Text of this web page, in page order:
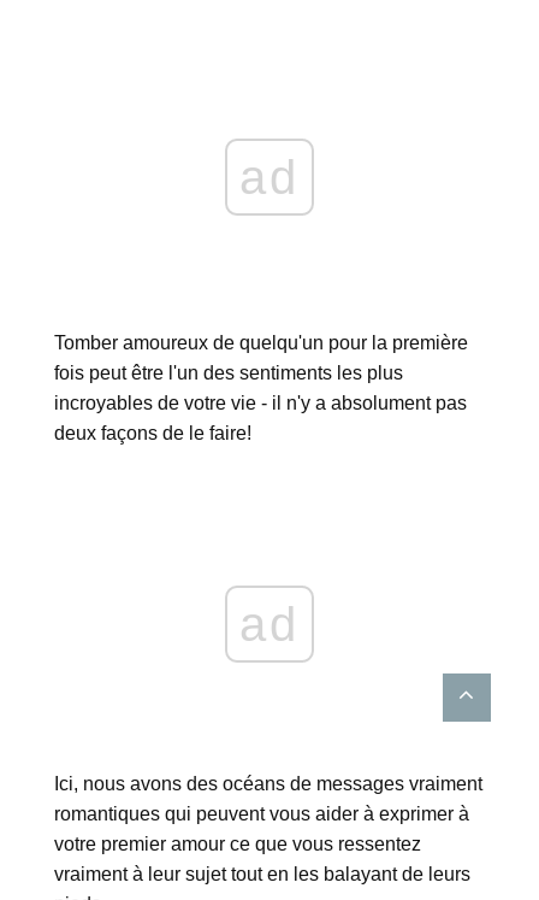
ad
Tomber amoureux de quelqu'un pour la première
fois peut être l'un des sentiments les plus
incroyables de votre vie - il n'y a absolument pas
deux façons de le faire!
ad
Ici, nous avons des océans de messages vraiment
romantiques qui peuvent vous aider à exprimer à
votre premier amour ce que vous ressentez
vraiment à leur sujet tout en les balayant de leurs